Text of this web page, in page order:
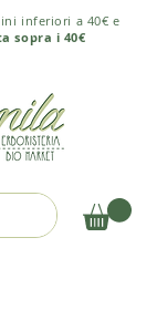
inferiori a 40€ e
sopra i 40€